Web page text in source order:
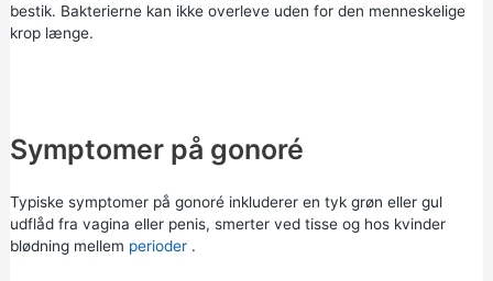
bestik. Bakterierne kan ikke overleve uden for den menneskelige
krop længe.
Symptomer på gonoré
Typiske symptomer på gonoré inkluderer en tyk grøn eller gul
udflåd fra vagina eller penis, smerter ved tisse og hos kvinder
blødning mellem perioder.